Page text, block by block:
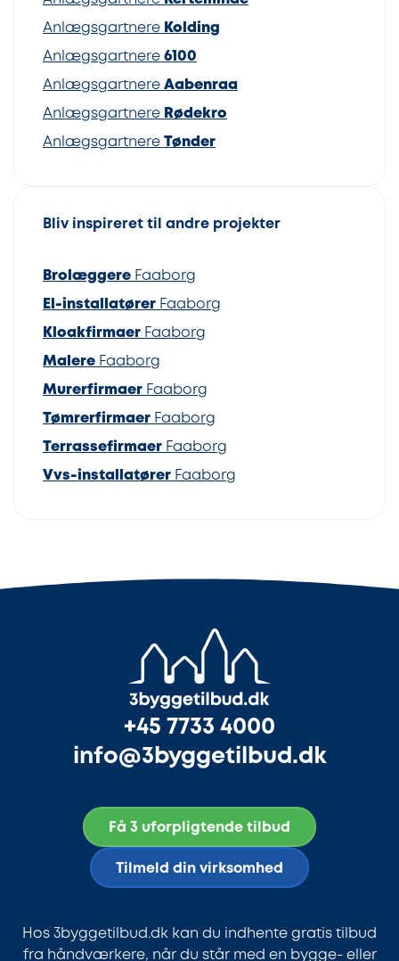
Anlægsgartnere Kolding
Anlægsgartnere 6100
Anlægsgartnere Aabenraa
Anlægsgartnere Rødekro
Anlægsgartnere Tønder
Bliv inspireret til andre projekter
Brolæggere Faaborg
El-installatører Faaborg
Kloakfirmaer Faaborg
Malere Faaborg
Murerfirmaer Faaborg
Tømrerfirmaer Faaborg
Terrassefirmaer Faaborg
Vvs-installatører Faaborg
+45 7733 4000
info@3byggetilbud.dk
Få 3 uforpligtende tilbud
Tilmeld din virksomhed
Hos 3byggetilbud.dk kan du indhente gratis tilbud
fra håndværkere, når du står med en bygge- eller